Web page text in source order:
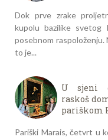
Dok prve zrake
kupolu bazilike svetog
posebnom raspoloženju.
to je...
U sjeni
raskoš
pariškom
Pariški Marais, četvrt u